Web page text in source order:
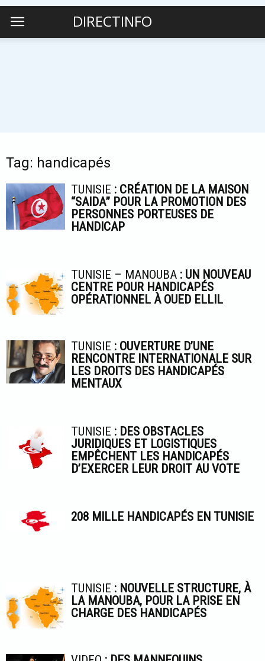
DIRECTINFO
Tag: handicapés
TUNISIE : CRÉATION DE LA MAISON
“SAIDA” POUR LA PROMOTION DES
PERSONNES PORTEUSES DE
HANDICAP
TUNISIE – MANOUBA : UN NOUVEAU
CENTRE POUR HANDICAPÉS
OPÉRATIONNEL À OUED ELLIL
TUNISIE : OUVERTURE D’UNE
RENCONTRE INTERNATIONALE SUR
LES DROITS DES HANDICAPÉS
MENTAUX
TUNISIE : DES OBSTACLES
JURIDIQUES ET LOGISTIQUES
EMPÊCHENT LES HANDICAPÉS
D’EXERCER LEUR DROIT AU VOTE
208 MILLE HANDICAPÉS EN TUNISIE
TUNISIE : NOUVELLE STRUCTURE, À
LA MANOUBA, POUR LA PRISE EN
CHARGE DES HANDICAPÉS